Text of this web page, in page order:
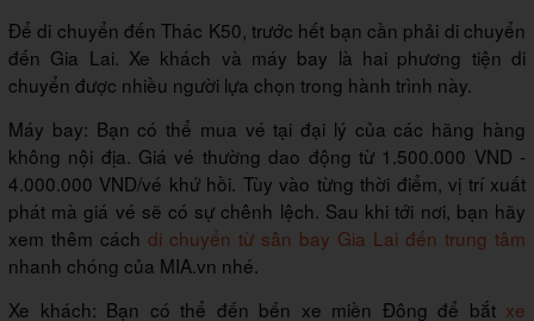
Để di chuyển đến Thác K50, trước hết bạn cần phải di chuyển
đến Gia Lai. Xe khách và máy bay là hai phương tiện di
chuyển được nhiều người lựa chọn trong hành trình này.
Máy bay: Bạn có thể mua vé tại đại lý của các hãng hàng
không nội địa. Giá vé thường dao động từ 1.500.000 VND -
4.000.000 VND/vé khứ hồi. Tùy vào từng thời điểm, vị trí xuất
phát mà giá vé sẽ có sự chênh lệch. Sau khi tới nơi, bạn hãy
xem thêm cách di chuyển từ sân bay Gia Lai đến trung tâm
nhanh chóng của MIA.vn nhé.
Xe khách: Bạn có thể đến bến xe miền Đông để bắt xe